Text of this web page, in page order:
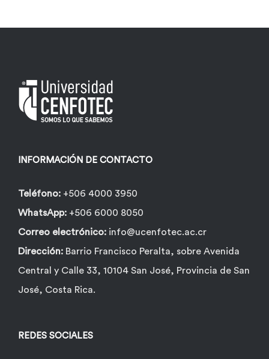
INFORMACIÓN DE CONTACTO
Teléfono: +506 4000 3950
WhatsApp: +506 6000 8050
Correo electrónico: info@ucenfotec.ac.cr
Dirección: Barrio Francisco Peralta, sobre Avenida
Central y Calle 33, 10104 San José, Provincia de San
José, Costa Rica.
REDES SOCIALES